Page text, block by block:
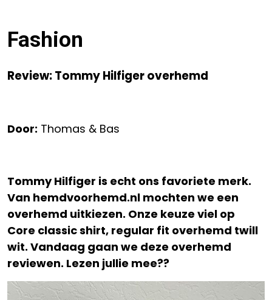
Fashion
Review: Tommy Hilfiger overhemd
Door: Thomas & Bas
Tommy Hilfiger is echt ons favoriete merk.
Van hemdvoorhemd.nl mochten we een
overhemd uitkiezen. Onze keuze viel op
Core classic shirt, regular fit overhemd twill
wit. Vandaag gaan we deze overhemd
reviewen. Lezen jullie mee??